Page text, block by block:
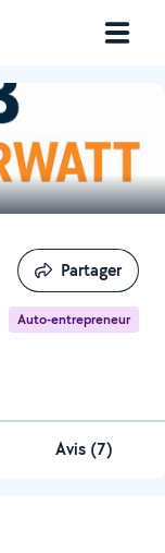
Auto-entrepreneur
Partager
Partager
Avis (7)